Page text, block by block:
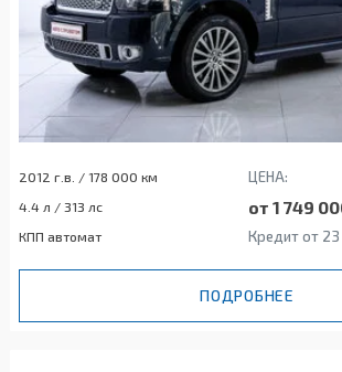
2012 г.в. / 178 000 км ЦЕНА:
4.4 л / 313 лс от 1 749
КПП автомат Кредит от
ПОДРОБНЕЕ